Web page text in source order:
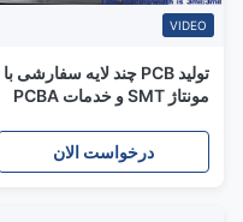
VIDEO
تولید PCB چند لایه سفارشی با
مونتاژ SMT و خدمات PCBA
درخواست الان